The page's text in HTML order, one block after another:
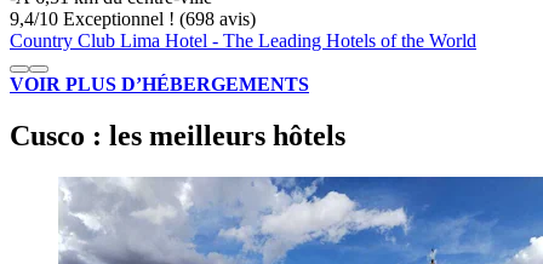
9,4/10 Exceptionnel ! (698 avis)
Country Club Lima Hotel - The Leading Hotels of the World
VOIR PLUS D’HÉBERGEMENTS
Cusco : les meilleurs hôtels